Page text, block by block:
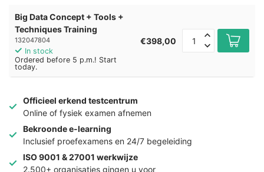
Big Data Concept + Tools +
Techniques Training
132047804
In stock
Ordered before 5 p.m.! Start
today.
€398,00
Officieel erkend testcentrum
Online of fysiek examen afnemen
Bekroonde e-learning
Inclusief proefexamens en 24/7 begeleiding
ISO 9001 & 27001 werkwijze
2.500+ organisaties gingen u voor